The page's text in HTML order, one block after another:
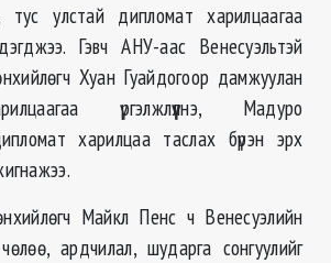
тус улстай дипломат харилцаагаа
Гэвч АНУ-аас Венесуэльтэй
Хуан Гуайдогоор дамжуулан
үргэлжлүүлнэ, Мадуро
харилцаа таслах бүрэн эрх
Майкл Пенс ч Венесуэлийн
ардчилал, шударга сонгуулийг